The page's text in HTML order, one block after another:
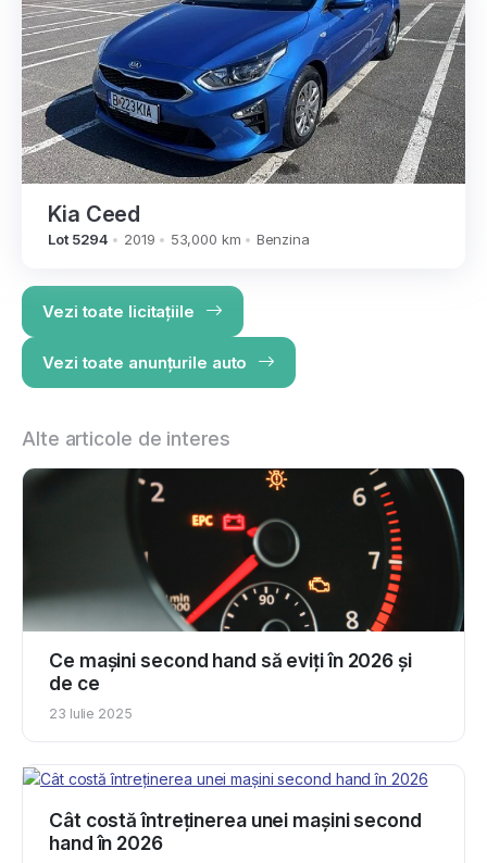
Kia Ceed
Lot 5294 2019 53,000 km Benzina
Vezi toate licitațiile
Vezi toate anunțurile auto
Alte articole de interes
Ce mașini second hand să eviți în 2026 și
de ce
23 Iulie 2025
Cât costă întreținerea unei mașini second
hand în 2026